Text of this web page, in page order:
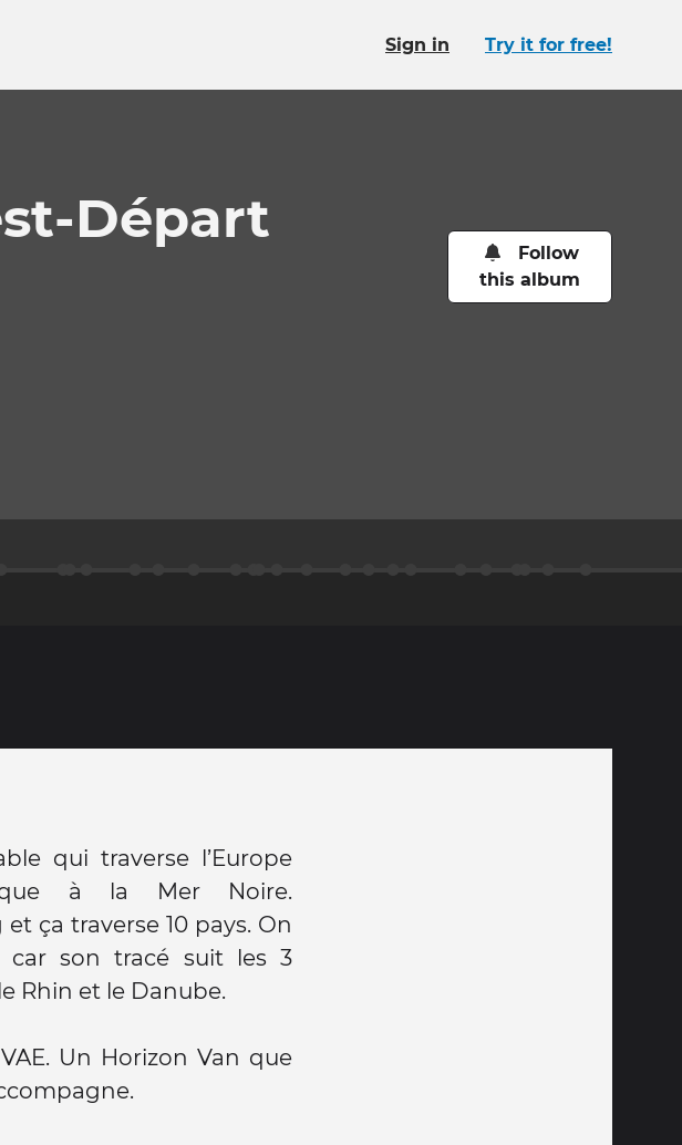
Sign in Try it for free!
Départ
Follow
this album
qui traverse l’Europe
à la Mer Noire.
ça traverse 10 pays. On
car son tracé suit les 3
Rhin et le Danube.
Un Horizon Van que